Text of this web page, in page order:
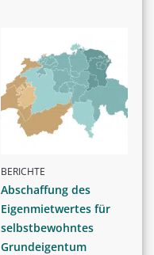
BERICHTE
Abschaffung des
Eigenmietwertes für
selbstbewohntes
Grundeigentum